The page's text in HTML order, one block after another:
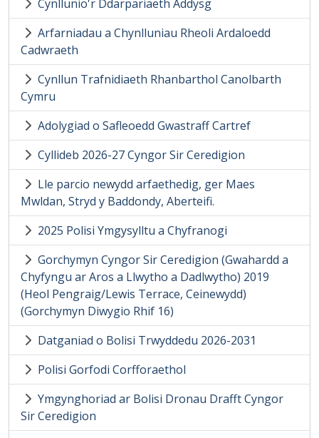
Cynllunio'r Ddarpariaeth Addysg
Arfarniadau a Chynlluniau Rheoli Ardaloedd
Cadwraeth
Cynllun Trafnidiaeth Rhanbarthol Canolbarth
Cymru
Adolygiad o Safleoedd Gwastraff Cartref
Cyllideb 2026-27 Cyngor Sir Ceredigion
Lle parcio newydd arfaethedig, ger Maes
Mwldan, Stryd y Baddondy, Aberteifi.
2025 Polisi Ymgysylltu a Chyfranogi
Gorchymyn Cyngor Sir Ceredigion (Gwahardd a
Chyfyngu ar Aros a Llwytho a Dadlwytho) 2019
(Heol Pengraig/Lewis Terrace, Ceinewydd)
(Gorchymyn Diwygio Rhif 16)
Datganiad o Bolisi Trwyddedu 2026-2031
Polisi Gorfodi Corfforaethol
Ymgynghoriad ar Bolisi Dronau Drafft Cyngor
Sir Ceredigion